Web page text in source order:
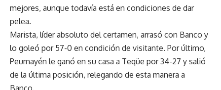
mejores, aunque todavía está en condiciones de dar
pelea.
Marista, líder absoluto del certamen, arrasó con Banco y
lo goleó por 57-0 en condición de visitante. Por último,
Peumayén le ganó en su casa a Teqüe por 34-27 y salió
de la última posición, relegando de esta manera a
Banco.